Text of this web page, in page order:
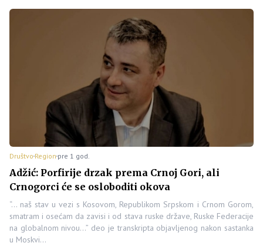
Društvo Region pre 1 god.
Adžić: Porfirije drzak prema Crnoj Gori, ali
Crnogorci će se osloboditi okova
“… naš stav u vezi s Kosovom, Republikom Srpskom i Crnom Gorom,
smatram i osećam da zavisi i od stava ruske države, Ruske Federacije
na globalnom nivou…” deo je transkripta objavljenog nakon sastanka
u Moskvi…